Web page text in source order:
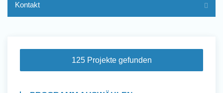
Kontakt
125 Projekte gefunden